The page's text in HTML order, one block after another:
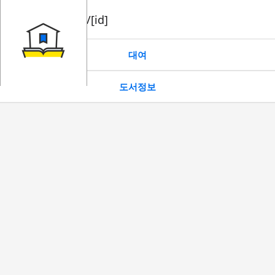
book/rent/[id]
대여
도서정보